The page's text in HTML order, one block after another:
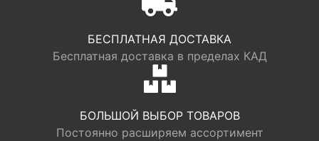
БЕСПЛАТНАЯ ДОСТАВКА
Бесплатная доставка в пределах КАД
БОЛЬШОЙ ВЫБОР ТОВАРОВ
Постоянно расширяем ассортимент